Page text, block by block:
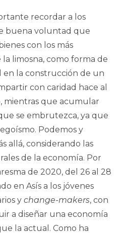
recordar a los
buena voluntad que
con los más
limosna, como forma de
en la construcción de un
con caridad hace al
mientras que acumular
se embrutezca, ya que
Podemos y
allá, considerando las
de la economía. Por
de 2020, del 26 al 28
en Asís a los jóvenes
y change-makers, con
a diseñar una economía
la actual. Como ha